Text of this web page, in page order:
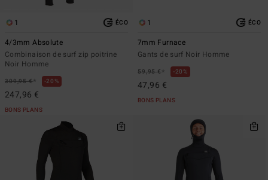
1 ÉCO
4/3mm Absolute
Combinaison de surf zip poitrine
Noir Homme
309,95 €* 20%
247,96 €
BONS PLANS
1 ÉCO
7mm Furnace
Gants de surf Noir Homme
59,95 €* 20%
47,96 €
BONS PLANS